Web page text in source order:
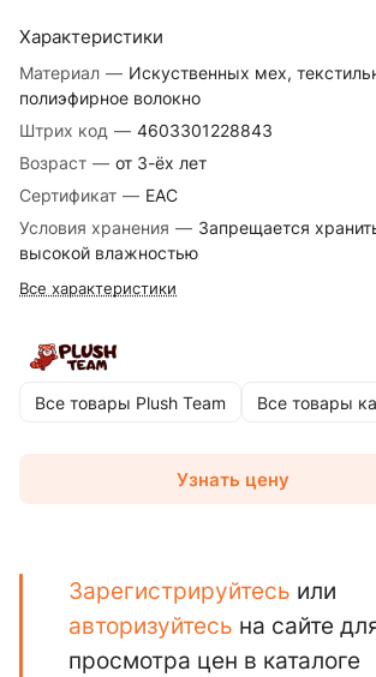
Характеристики
Материал — Искуственных мех,
полиэфирное волокно
Штрих код — 4603301228843
Возраст — от 3-ёх лет
Сертификат — EAC
Условия хранения — Запрещается
высокой влажностью
Все характеристики
Все товары Plush Team Все товары
Узнать цену
Зарегистрируйтесь или
авторизуйтесь на сайте
просмотра цен в каталоге